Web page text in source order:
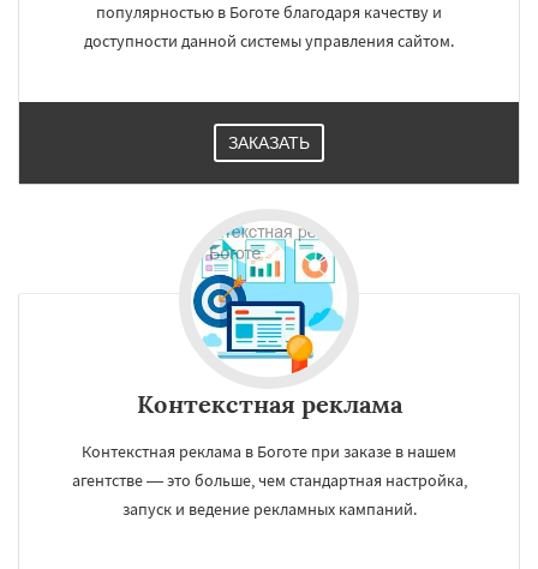
популярностью в Боготе благодаря качеству и
доступности данной системы управления сайтом.
ЗАКАЗАТЬ
Контекстная реклама
Контекстная реклама в Боготе при заказе в нашем
агентстве — это больше, чем стандартная настройка,
запуск и ведение рекламных кампаний.